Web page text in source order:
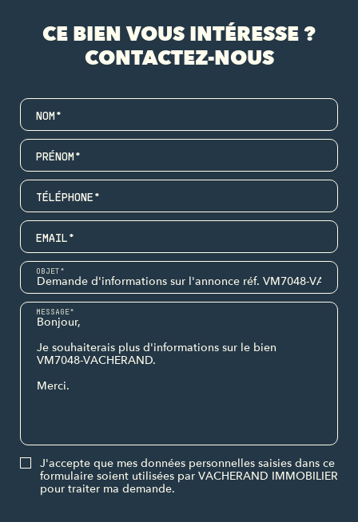
CE BIEN VOUS INTÉRESSE ?
CONTACTEZ-NOUS
NOM*
PRÉNOM*
TÉLÉPHONE*
EMAIL*
OBJET*
MESSAGE*
J'accepte que mes données personnelles saisies dans ce
formulaire soient utilisées par VACHERAND IMMOBILIER
pour traiter ma demande.